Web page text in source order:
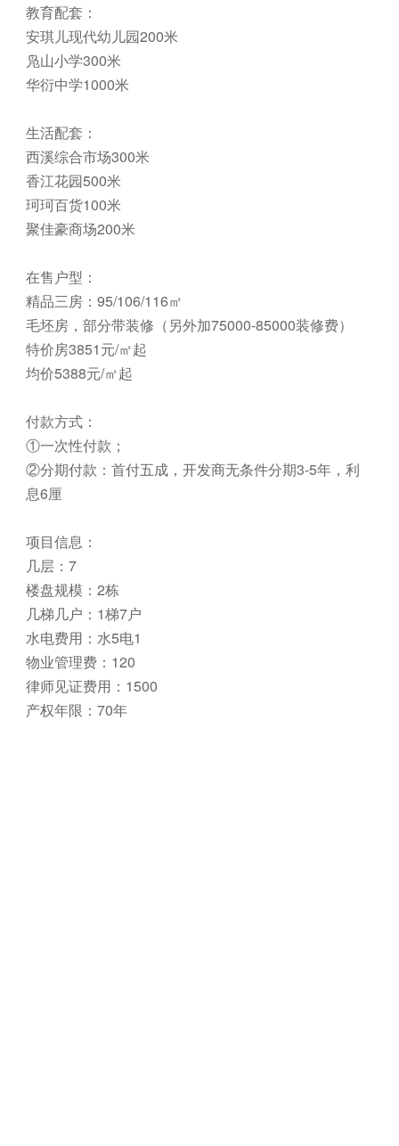
教育配套：
安琪儿现代幼儿园200米
凫山小学300米
华衍中学1000米
生活配套：
西溪综合市场300米
香江花园500米
珂珂百货100米
聚佳豪商场200米
在售户型：
精品三房：95/106/116㎡
毛坯房，部分带装修（另外加75000-85000装修费）
特价房3851元/㎡起
均价5388元/㎡起
付款方式：
①一次性付款；
②分期付款：首付五成，开发商无条件分期3-5年，利
息6厘
项目信息：
几层：7
楼盘规模：2栋
几梯几户：1梯7户
水电费用：水5电1
物业管理费：120
律师见证费用：1500
产权年限：70年